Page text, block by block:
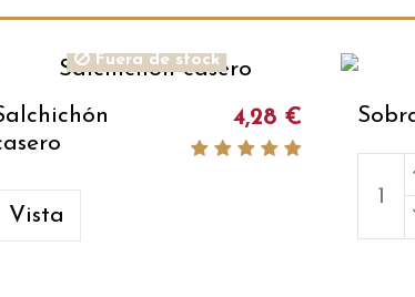
Fuera de stock
4,28 €
Vista